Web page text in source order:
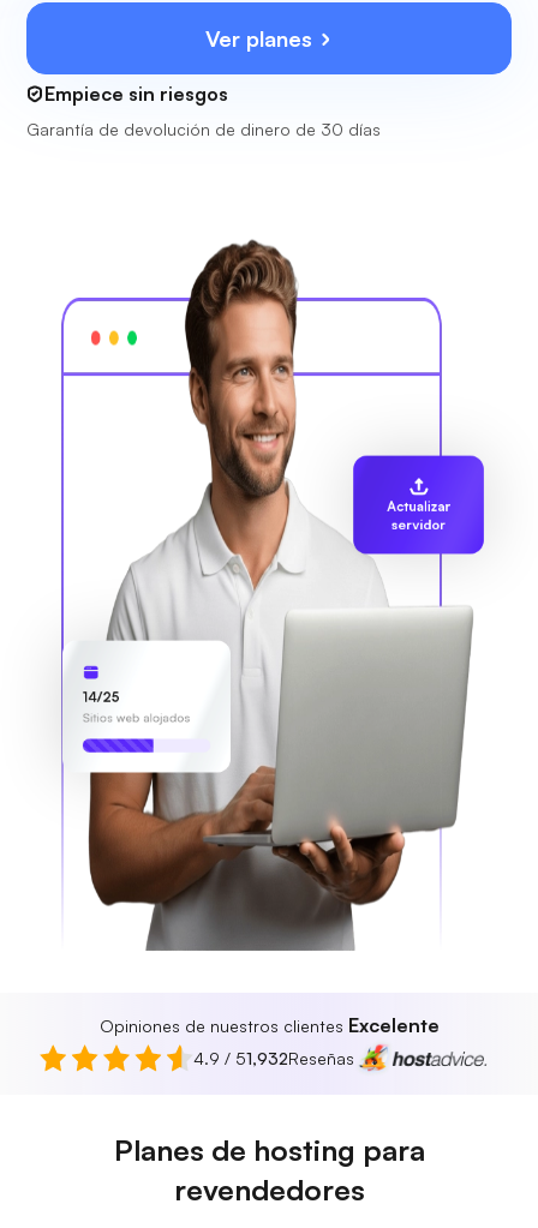
Ver planes
Empiece sin riesgos
Garantía de devolución de dinero de 30 días
Actualizar
servidor
14/25
Sitios web alojados
Opiniones de nuestros clientes Excelente
4.9 / 51,932Reseñas
Planes de hosting para
revendedores